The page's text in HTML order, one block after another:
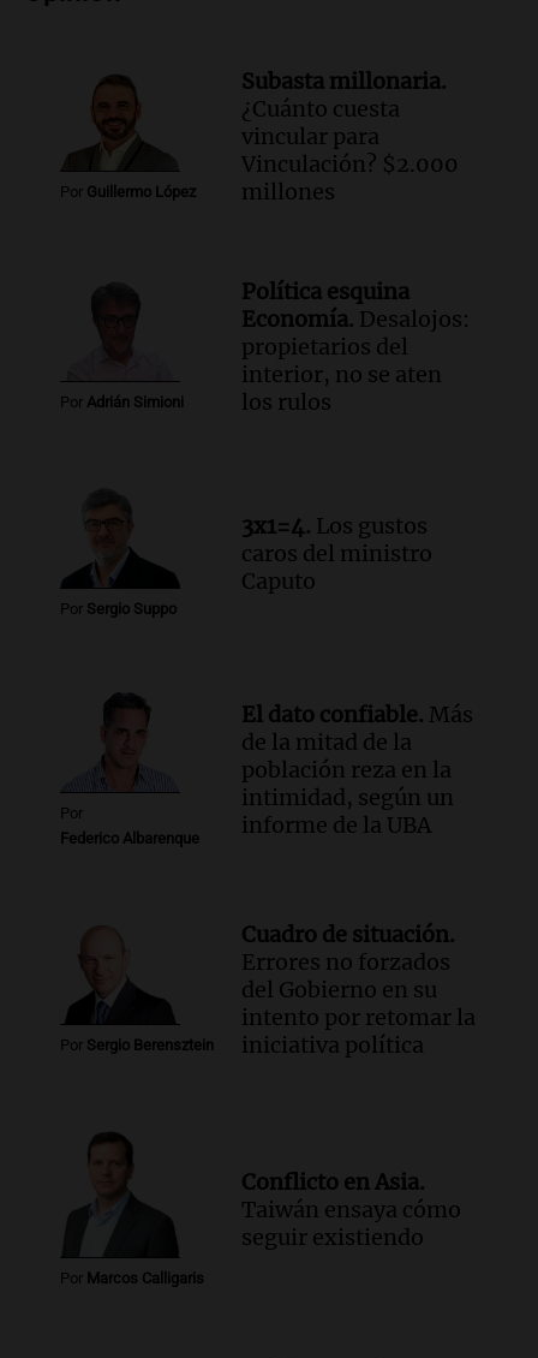
Una Mañana para todos Rosario
Episodios
Por Guillermo López
Subasta millonaria.
¿Cuánto cuesta
vincular para
Vinculación? $2.000
millones
Por Adrián Simioni
Política esquina
Economía. Desalojos:
propietarios del
interior, no se aten
los rulos
Por Sergio Suppo
3x1=4. Los gustos
caros del ministro
Caputo
Por
Federico Albarenque
El dato confiable. Más
de la mitad de la
población reza en la
intimidad, según un
informe de la UBA
Por Sergio Berensztein
Cuadro de situación.
Errores no forzados
del Gobierno en su
intento por retomar la
iniciativa política
Por Marcos Calligaris
Conflicto en Asia.
Taiwán ensaya cómo
seguir existiendo